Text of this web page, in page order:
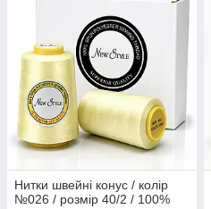
Нитки швейні конус / колір
№026 / розмір 40/2 / 100%